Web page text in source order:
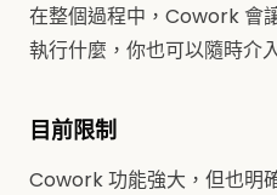
在整個過程中，Cowork 會
執行什麼，你也可以隨時介
目前限制
Cowork 功能強大，但也明